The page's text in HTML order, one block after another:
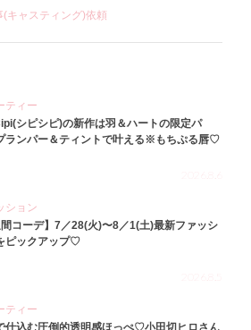
(キャスティング)依頼
ティー
シピシピ)の新作は羽＆ハートの限定パ
ランパー＆ティントで叶える※もちぷる唇♡
ション
間コーデ】7／28(火)〜8／1(土)最新ファッシ
ピックアップ♡
ティー